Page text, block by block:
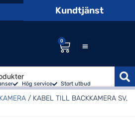
Kundtjänst
0
Hög service Stort utbud
/ KABEL TILL BACKKAMERA SV,